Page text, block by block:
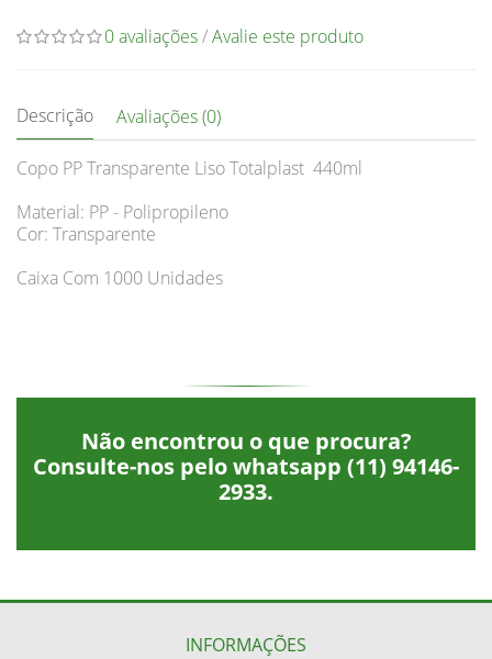
0 avaliações/Avalie este produto
Descrição Avaliações (0)
Copo PP Transparente Liso Totalplast 440ml
Material: PP - Polipropileno
Cor: Transparente
Caixa Com 1000 Unidades
Não encontrou o que procura?
Consulte-nos pelo whatsapp (11) 94146-
2933.
INFORMAÇÕES